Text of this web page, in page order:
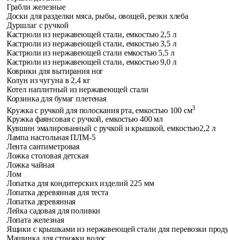
Грабли железные
Доски для разделки мяса, рыбы, овощей, резки хлеба
Дуршлаг с ручкой
Кастрюли из нержавеющей стали, емкостью 2,5 л
Кастрюли из нержавеющей стали, емкостью 3,5 л
Кастрюли из нержавеющей стали емкостью 5,5 л
Кастрюли из нержавеющей стали, емкостью 9,0 л
Коврики для вытирания ног
Колун из чугуна в 2,4 кг
Котел наплитный из нержавеющей стали
Корзинка для бумаг плетеная
Кружка с ручкой для полоскания рта, емкостью 100 см3
Кружка фаянсовая с ручкой, емкостью 400 мл
Кувшин эмалированный с ручкой и крышкой, емкостью2,2 л
Лампа настольная ПЛМ-5
Лента сантиметровая
Ложка столовая детская
Ложка чайная
Лом
Лопатка для кондитерских изделий 225 мм
Лопатка деревянная для теста
Лопатка деревянная
Лейка садовая для поливки
Лопата железная
Ящики с крышками из нержавеющей стали для перевозки